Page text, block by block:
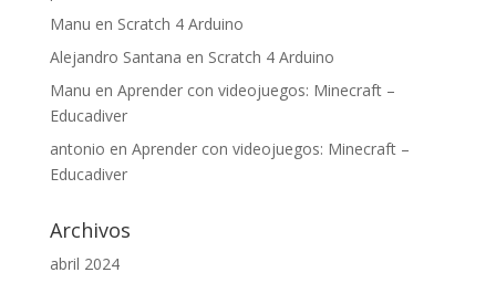
Manu en Scratch 4 Arduino
Alejandro Santana en Scratch 4 Arduino
Manu en Aprender con videojuegos: Minecraft –
Educadiver
antonio en Aprender con videojuegos: Minecraft –
Educadiver
Archivos
abril 2024